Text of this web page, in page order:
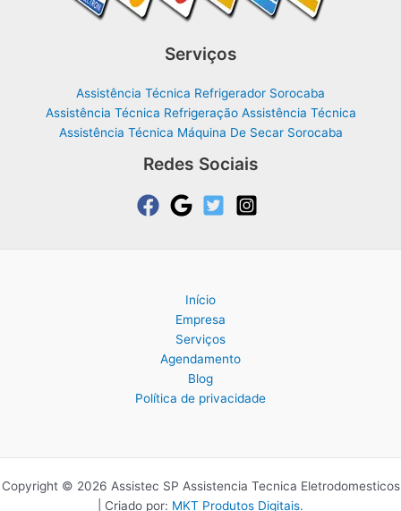
Serviços
Assistência Técnica Refrigerador Sorocaba
Assistência Técnica Refrigeração Assistência Técnica
Assistência Técnica Máquina De Secar Sorocaba
Redes Sociais
Início
Empresa
Serviços
Agendamento
Blog
Política de privacidade
Copyright © 2026 Assistec SP Assistencia Tecnica Eletrodomesticos
| Criado por: MKT Produtos Digitais.